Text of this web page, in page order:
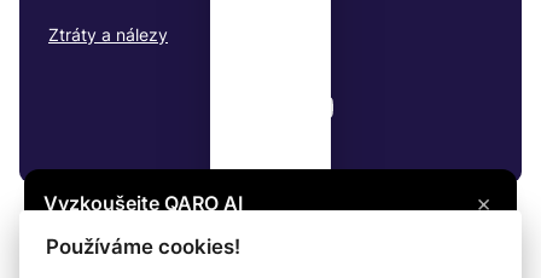
Ztráty a nálezy
© 2026Hodslavice Všechna práva vyhrazena
×
Vyzkoušejte QARO AI
Máte otázku? Zeptejte se na cokoli, co vás
Používáme cookies!